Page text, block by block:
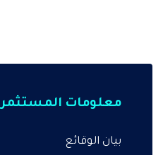
معلومات المستثمر
بيان الوقائع